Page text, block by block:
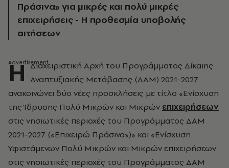
Πράσινα» για μικρές και πολύ μικρές
επιχειρήσεις - Η προθεσμία υποβολής
αιτήσεων
Η Διαχειριστική Αρχή του Προγράμματος Δίκαιης
Αναπτυξιακής Μετάβασης (ΔΑΜ) 2021-2027
ανακοινώνει δύο νέες προσκλήσεις με τίτλο «Ενίσχυση
της Ίδρυσης Πολύ Μικρών και Μικρών επιχειρήσεων
στις νησιωτικές περιοχές του Προγράμματος ΔΑΜ
2021-2027 («Επιχειρώ Πράσινα»)» και «Ενίσχυση
Υφιστάμενων Πολύ Μικρών και Μικρών επιχειρήσεων
στις νησιωτικές περιοχές του Προγράμματος ΔΑΜ